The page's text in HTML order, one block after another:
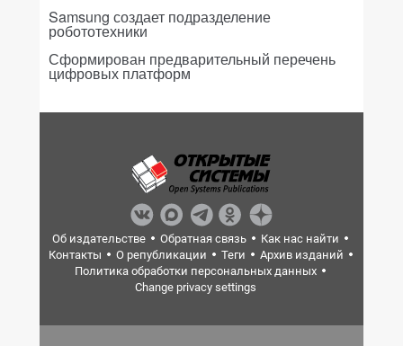
Samsung создает подразделение
робототехники
Сформирован предварительный перечень
цифровых платформ
Об издательстве Обратная связь
Как нас найти
Контакты
О републикации Теги
Архив изданий
Политика обработки персональных данных
Change privacy settings